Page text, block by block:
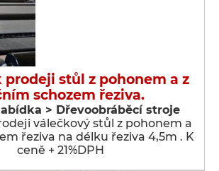
prodeji stůl z pohonem a z
schozem řeziva.
> Dřevoobráběcí stroje
válečkový stůl z pohonem a
řeziva na délku řeziva 4,5m . K
ceně + 21%DPH